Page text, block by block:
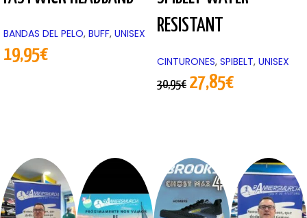
BANDAS DEL PELO, BUFF, UNISEX
19,95€
RESISTANT
CINTURONES, SPIBELT, UNISEX
30,95€ 27,85€